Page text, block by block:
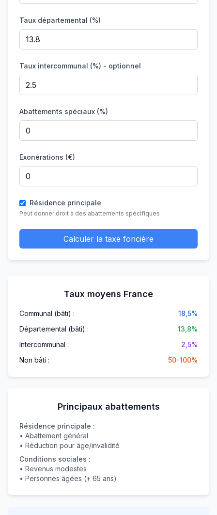
Taux départemental (%)
Taux intercommunal (%) - optionnel
Abattements spéciaux (%)
Exonérations (€)
Résidence principale
Peut donner droit à des abattements spécifiques
Calculer la taxe foncière
Taux moyens France
Communal (bâti) :
18,5%
Départemental (bâti) :
13,8%
Intercommunal :
2,5%
Non bâti :
50-100%
Principaux abattements
Résidence principale :
• Abattement général
• Réduction pour âge/invalidité
Conditions sociales :
• Revenus modestes
• Personnes âgées (+ 65 ans)